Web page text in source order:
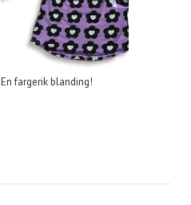
En fargerik blanding!